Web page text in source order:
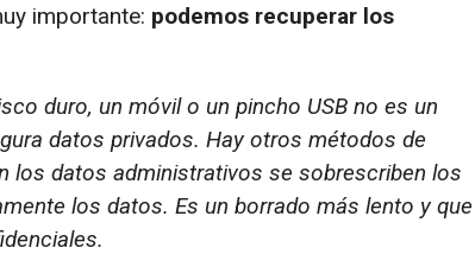
importante: podemos recuperar los
duro, un móvil o un pincho USB no es un
datos privados. Hay otros métodos de
los datos administrativos se sobrescriben los
los datos. Es un borrado más lento y que